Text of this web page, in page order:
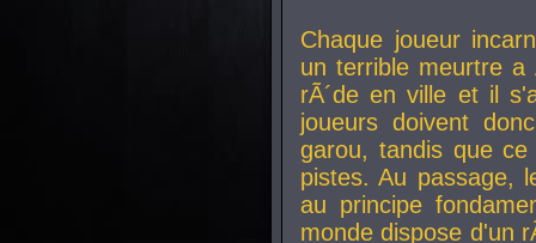
Chaque joueur
un terrible meurtre
rÃ´de en ville et il
joueurs doivent
garou, tandis que
pistes. Au passage,
au principe
monde dispose d'un